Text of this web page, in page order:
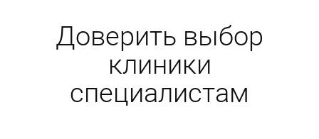
Доверить выбор
клиники
специалистам